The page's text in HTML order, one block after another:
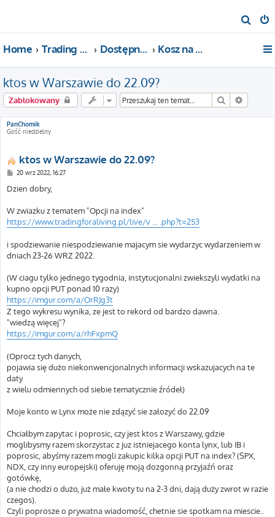
z
Home Trading For a Living Dostępne kategorie Kosz na zużyte tematy
ktos w Warszawie do 22.09?
Zablokowany Szukaj
PanChomik
Gość niedzielny
ktos w Warszawie do 22.09?
P
s
t
20 wrz 2022, 16:27
Dzien dobry,
W zwiazku z tematem "Opcji na index"
https://www.tradingforaliving.pl/live/v ... .php?t=253
i spodziewanie niespodziewanie majacym sie wydarzyc wydarzeniem w
dniach 23-26 WRZ 2022.
(W ciagu tylko jednego tygodnia, instytucjonalni zwiekszyli wydatki na
kupno opcji PUT ponad 10 razy)
https://imgur.com/a/OrRJg3t
Z tego wykresu wynika, ze jest to rekord od bardzo dawna.
"wiedzą więcej"?
https://imgur.com/a/rhFxpmQ
(Oprocz tych danych,
pojawia się dużo niekonwencjonalnych informacji wskazujacych na te
daty
z wielu odmiennych od siebie tematycznie źródeł)
Moje konto w Lynx może nie zdązyć sie załozyć do 22.09
Chciałbym zapytac i poprosic, czy jest ktos z Warszawy, gdzie
moglibysmy razem skorzystac z juz istniejacego konta lynx, lub IB i
poprosic, abyśmy razem mogli zakupic kilka opcji PUT na index? (SPX,
NDX, czy inny europejski) oferuję moją dozgonną przyjaźń oraz
gotówkę,
(a nie chodzi o dużo, już małe kwoty tu na 2-3 dni, dają duży zwrot w razie
czegos).
Czyli poprosze o prywatna wiadomość, chetnie sie spotkam na miescie..